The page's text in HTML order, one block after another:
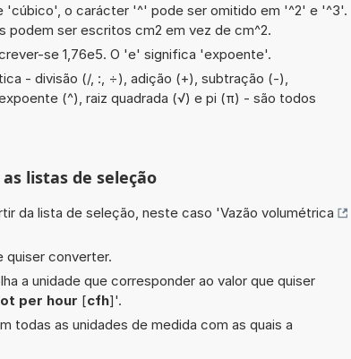
'cúbico', o carácter '^' pode ser omitido em '^2' e '^3'.
podem ser escritos cm2 em vez de cm^2.
se 1,76e5. O 'e' significa 'expoente'.
- divisão (/, :, ÷), adição (+), subtração (-),
(^), raiz quadrada (√) e pi (π) - são todos
listas de seleção
da lista de seleção, neste caso 'Vazão volumétrica
quiser converter.
a unidade que corresponder ao valor que quiser
per hour [cfh]'.
todas as unidades de medida com as quais a